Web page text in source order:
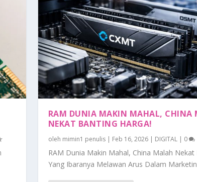
RAM DUNIA MAKIN MAHAL, CHINA
NEKAT BANTING HARGA!
oleh mimin1 penulis| Feb 16, 2026| DIGITAL| 0
RAM Dunia Makin Mahal, China Malah
Yang Ibaranya Melawan Arus Dalam